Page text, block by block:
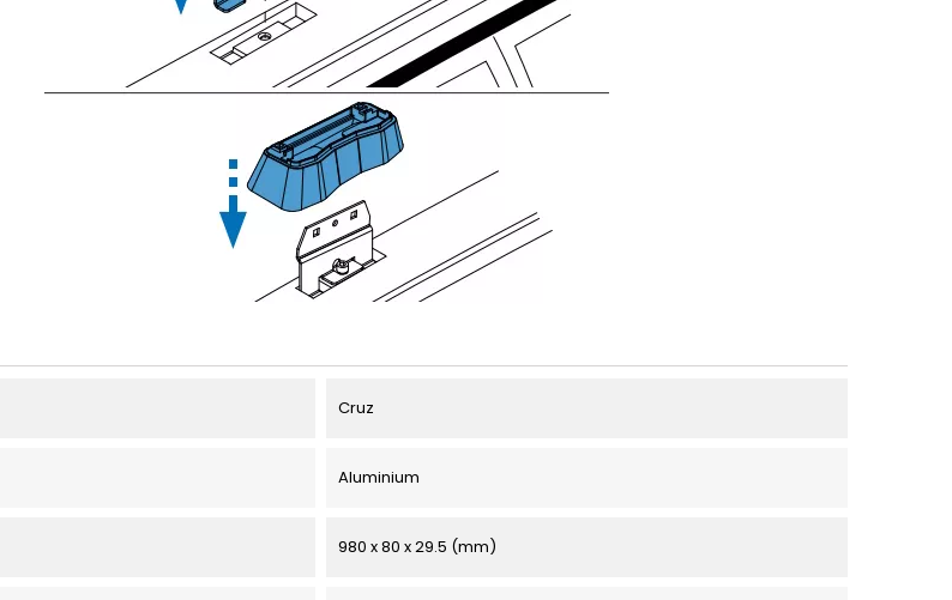
Cruz
Aluminium
980 x 80 x 29.5 (mm)